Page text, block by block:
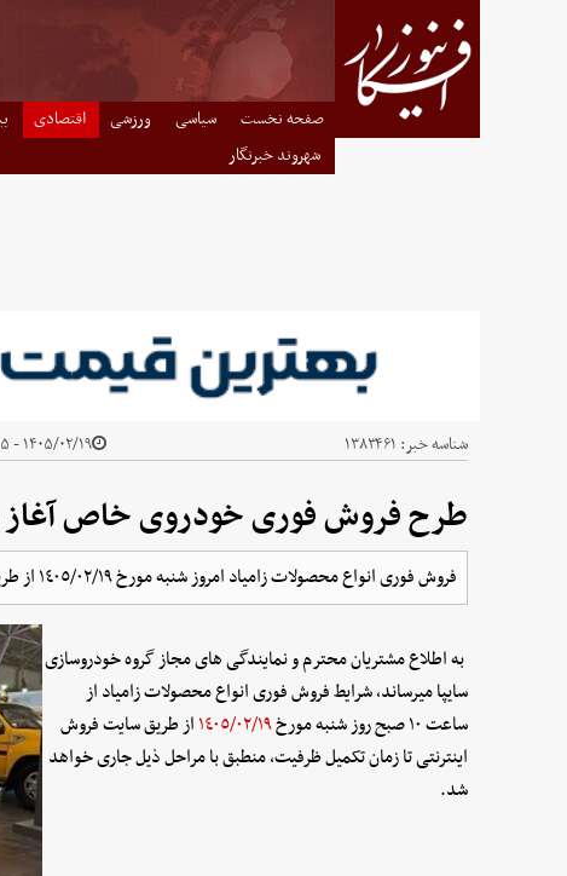
صفحه نخست سیاسی ورزشی اقتصادی
شهروند خبرنگار
شناسه خبر: ۱۳۸۳۴۶۱ ۱۴۰۵/۰۲/۱۹ - ۲۳:۱۵
طرح فروش فوری خودروی خاص
فروش فوری انواع محصولات زامیاد امروز شنبه مورخ ١٤٠٥/٠٢/١٩ از طریق سایت فروش اینترنتی آغاز می شود.
به اطلاع مشتریان محترم و نمایندگی های مجاز گروه خودروسازی
سایپا میرساند، شرایط فروش فوری انواع محصولات زامیاد از
ساعت ١٠ صبح روز شنبه مورخ
١٤٠٥/٠٢/١٩از طریق سایت فروش
اینترنتی تا زمان تکمیل ظرفیت، منطبق با مراحل ذیل جاری خواهد
شد.